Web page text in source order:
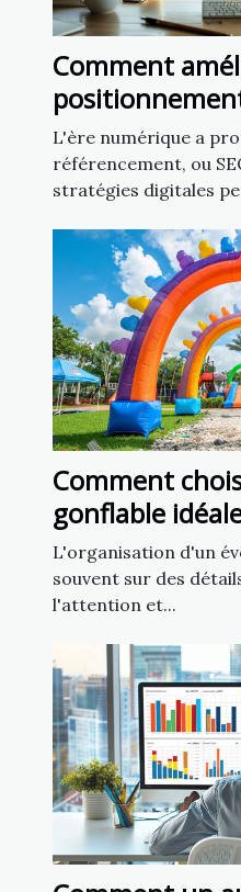
Comment
grâce aux
avancées
L'ère numérique a
référencement, ou
stratégies digitales
Comment
gonflable
prochain
L'organisation d'un
souvent sur des
l'attention et...